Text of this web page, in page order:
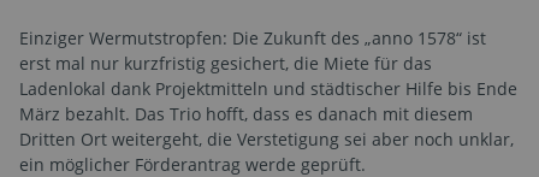
Einziger Wermutstropfen: Die Zukunft des „anno 1578“ ist
erst mal nur kurzfristig gesichert, die Miete für das
Ladenlokal dank Projektmitteln und städtischer Hilfe bis Ende
März bezahlt. Das Trio hofft, dass es danach mit diesem
Dritten Ort weitergeht, die Verstetigung sei aber noch unklar,
ein möglicher Förderantrag werde geprüft.